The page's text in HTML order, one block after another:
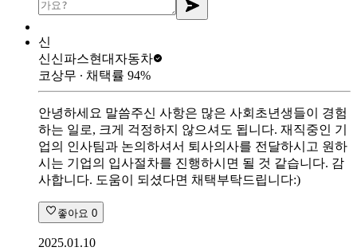
신
신신파스현대자동차
코상무 ∙ 채택률 94%
안녕하세요 말씀주신 사항은 많은 사회초년생들이 경험
하는 일로, 크게 걱정하지 않으셔도 됩니다. 재직중인 기
업의 인사팀과 논의하셔서 퇴사의사를 전달하시고 원하
시는 기업의 입사절차를 진행하시면 될 것 같습니다. 감
사합니다. 도움이 되셨다면 채택부탁드립니다:)
좋아요 0
2025.01.10